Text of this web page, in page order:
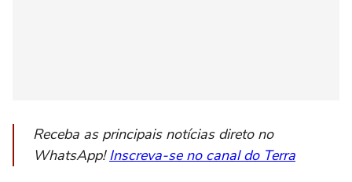
Receba as principais notícias direto no
WhatsApp!Inscreva-se no canal do Terra